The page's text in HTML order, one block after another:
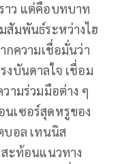
าว แต่คือบทบาท
สัมพันธ์ระหว่างไฮ
กความเชื่อมั่นว่า
งบันดาลใจ เชื่อม
ามร่วมมือต่าง ๆ
นเซอร์สุดหรูของ
บอล เทนนิส
ะท้อนแนวทาง